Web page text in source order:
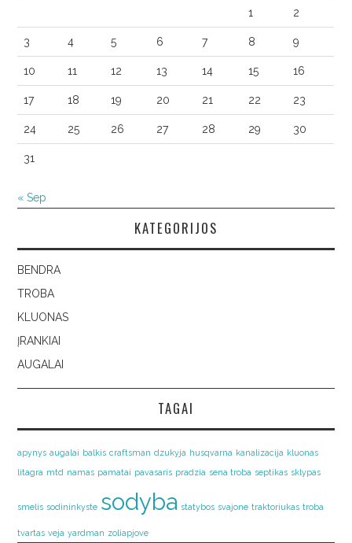
1 2
3 4 5 6 7 8 9
10 11 12 13 14 15 16
17 18 19 20 21 22 23
24 25 26 27 28 29 30
31
« Sep
KATEGORIJOS
BENDRA
TROBA
KLUONAS
ĮRANKIAI
AUGALAI
TAGAI
apynys augalai balkis craftsman dzukyja husqvarna kanalizacija kluonas
litagra mtd namas pamatai pavasaris pradzia sena troba septikas sklypas
smelis sodininkyste sodyba statybos svajone traktoriukas troba
tvartas veja yardman zoliapjove